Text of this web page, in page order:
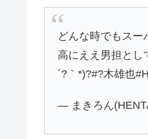
どんな時でもスー
高にええ男担とし
´?｀*)?#?木雄也
— まきろん